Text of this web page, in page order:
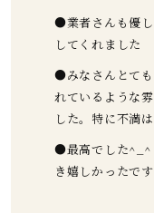
●業者さんも優
してくれました
●みなさんとて
れているような
した。特に不満
●最高でした^_^
き嬉しかったです